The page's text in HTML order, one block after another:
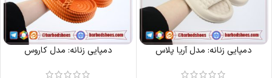
دمپایی زنانه: مدل آریا پلاس دمپایی زنانه: مدل کاروس